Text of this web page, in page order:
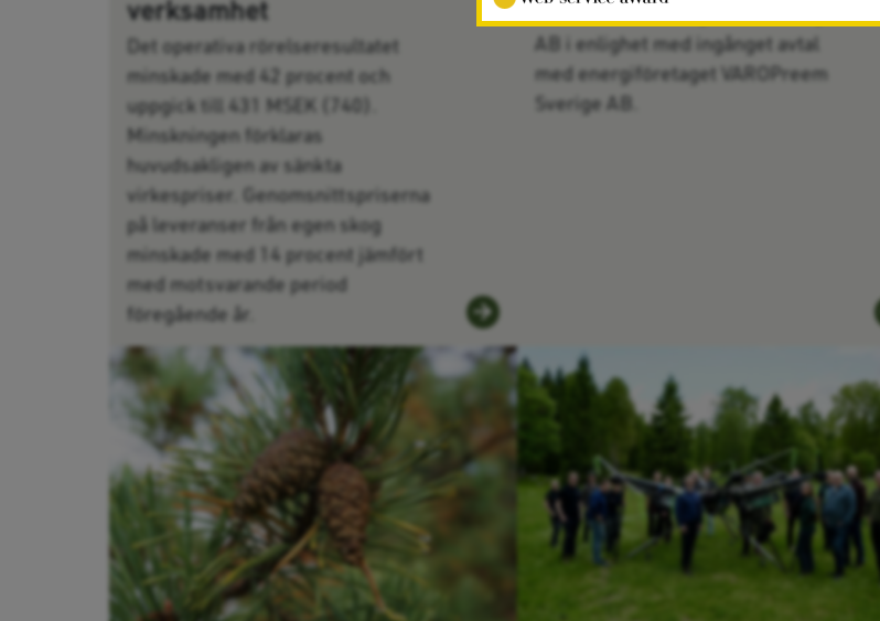
verksamhet
Det operativa rörelseresultatet
minskade med 42 procent och
uppgick till 431 MSEK (740).
Minskningen förklaras
huvudsakligen av sänkta
virkespriser. Genomsnittspriserna
på leveranser från egen skog
minskade med 14 procent jämfört
med motsvarande period
föregående år.
AB i enlighet med ingånget avtal
med energiföretaget VAROPreem
Sverige AB.